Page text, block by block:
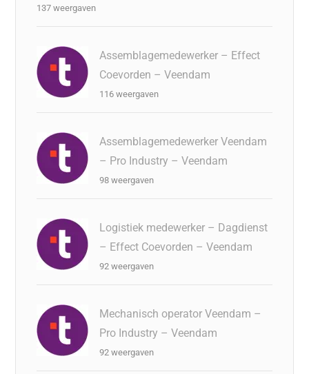
137 weergaven
Assemblagemedewerker – Effect
Coevorden – Veendam
116 weergaven
Assemblagemedewerker Veendam
– Pro Industry – Veendam
98 weergaven
Logistiek medewerker – Dagdienst
– Effect Coevorden – Veendam
92 weergaven
Mechanisch operator Veendam –
Pro Industry – Veendam
92 weergaven